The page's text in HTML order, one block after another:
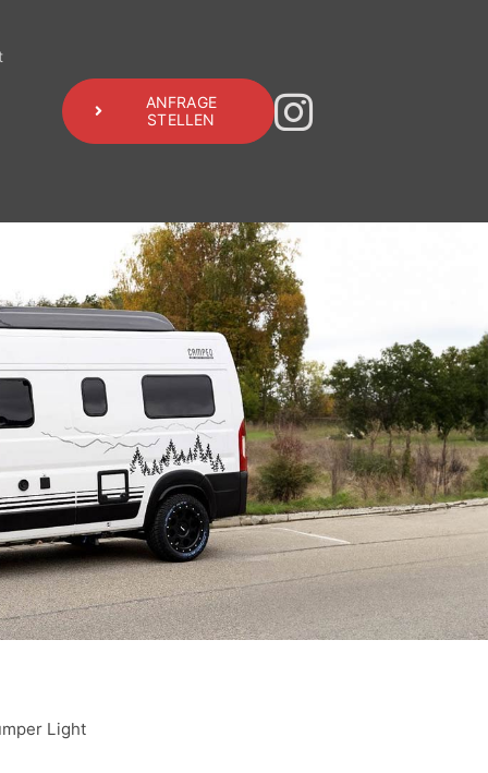
ANFRAGE
STELLEN
Light